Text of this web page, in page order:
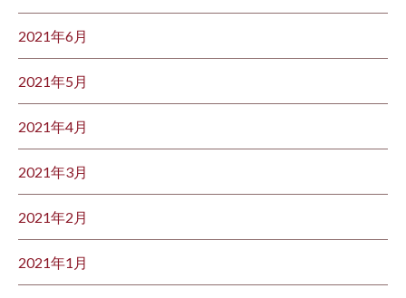
2021年6月
2021年5月
2021年4月
2021年3月
2021年2月
2021年1月